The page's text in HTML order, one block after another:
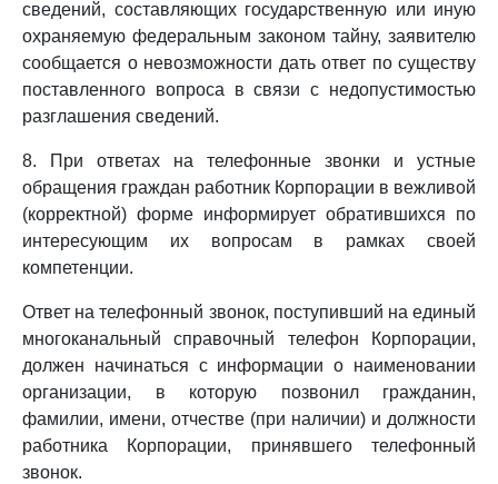
сведений, составляющих государственную или иную
охраняемую федеральным законом тайну, заявителю
сообщается о невозможности дать ответ по существу
поставленного вопроса в связи с недопустимостью
разглашения сведений.
8. При ответах на телефонные звонки и устные
обращения граждан работник Корпорации в вежливой
(корректной) форме информирует обратившихся по
интересующим их вопросам в рамках своей
компетенции.
Ответ на телефонный звонок, поступивший на единый
многоканальный справочный телефон Корпорации,
должен начинаться с информации о наименовании
организации, в которую позвонил гражданин,
фамилии, имени, отчестве (при наличии) и должности
работника Корпорации, принявшего телефонный
звонок.